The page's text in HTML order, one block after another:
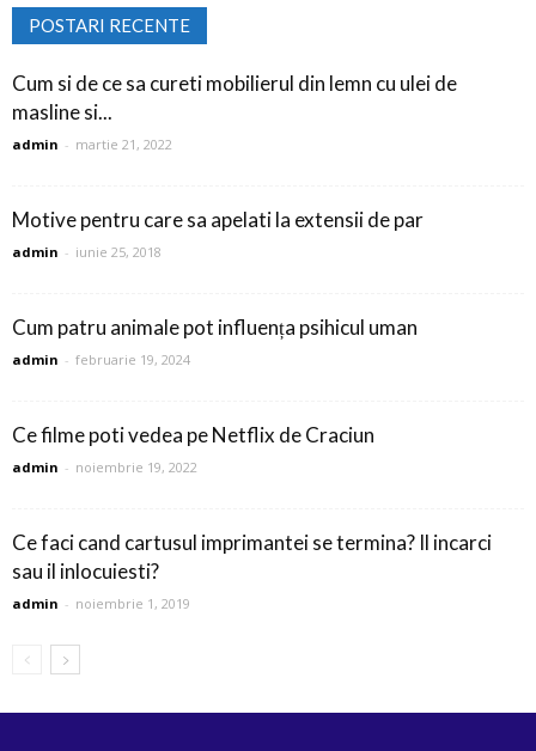
POSTARI RECENTE
Cum si de ce sa cureti mobilierul din lemn cu ulei de
masline si...
admin - martie 21, 2022
Motive pentru care sa apelati la extensii de par
admin - iunie 25, 2018
Cum patru animale pot influența psihicul uman
admin - februarie 19, 2024
Ce filme poti vedea pe Netflix de Craciun
admin - noiembrie 19, 2022
Ce faci cand cartusul imprimantei se termina? Il incarci
sau il inlocuiesti?
admin - noiembrie 1, 2019